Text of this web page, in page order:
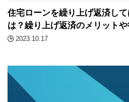
住宅ローンを繰り上げ返済し
は？繰り上げ返済のメリット
2023.10.17